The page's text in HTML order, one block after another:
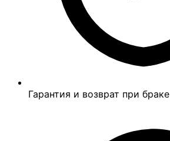
Гарантия и возврат при браке